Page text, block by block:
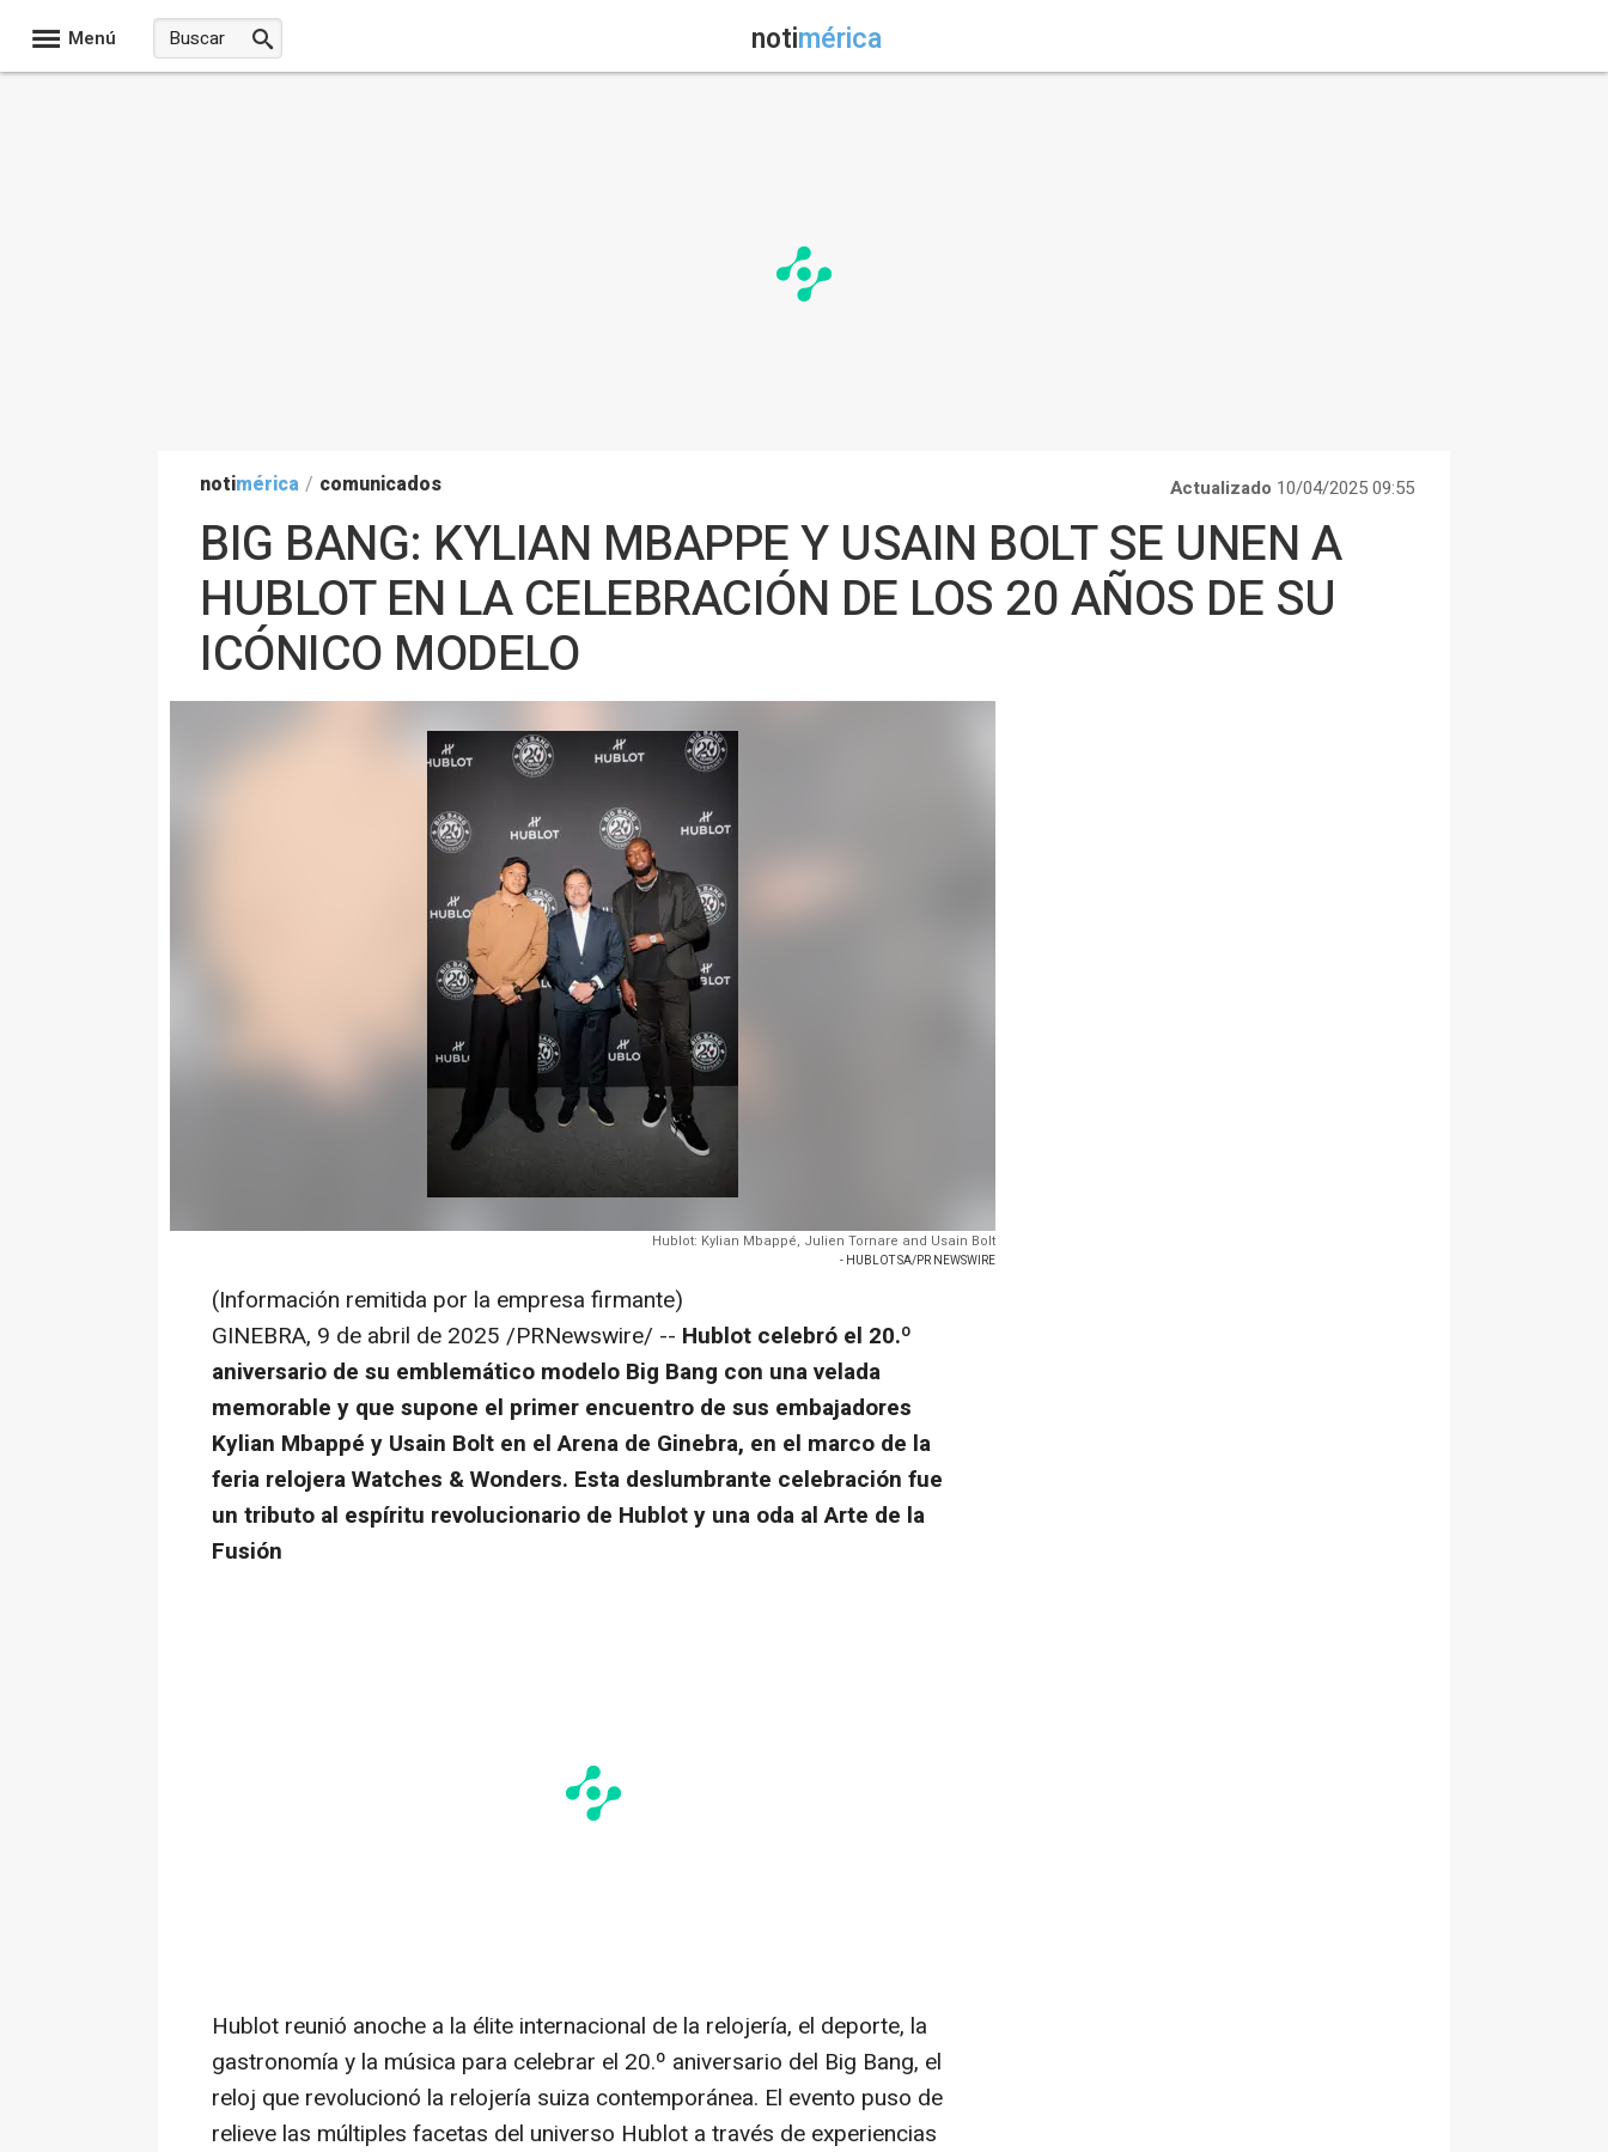
Menú notimérica
notimérica / comunicados Actualizado 10/04/2025 09:55
BIG BANG: KYLIAN MBAPPE Y USAIN BOLT SE UNEN A
HUBLOT EN LA CELEBRACIÓN DE LOS 20 AÑOS DE SU
ICÓNICO MODELO
Hublot: Kylian Mbappé, Julien Tornare and Usain Bolt
- HUBLOT SA/PR NEWSWIRE
(Información remitida por la empresa firmante)
GINEBRA, 9 de abril de 2025 /PRNewswire/ -- Hublot celebró el 20.º
aniversario de su emblemático modelo Big Bang con una velada
memorable y que supone el primer encuentro de sus embajadores
Kylian Mbappé y Usain Bolt en el Arena de Ginebra, en el marco de la
feria relojera Watches & Wonders. Esta deslumbrante celebración fue
un tributo al espíritu revolucionario de Hublot y una oda al Arte de la
Fusión
Hublot reunió anoche a la élite internacional de la relojería, el deporte, la
gastronomía y la música para celebrar el 20.º aniversario del Big Bang, el
reloj que revolucionó la relojería suiza contemporánea. El evento puso de
relieve las múltiples facetas del universo Hublot a través de experiencias